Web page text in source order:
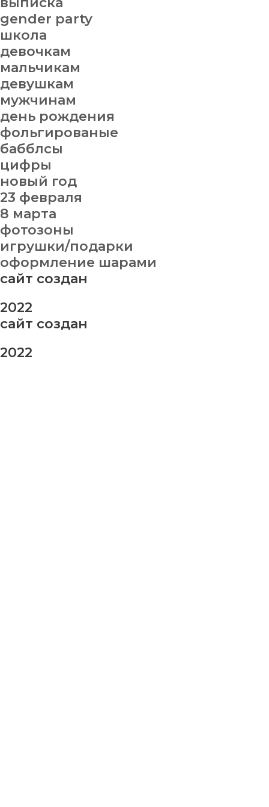
gender party
школа
девочкам
мальчикам
девушкам
мужчинам
день рождения
фольгированые
бабблсы
цифры
новый год
23 февраля
8 марта
фотозоны
игрушки/подарки
оформление шарами
сайт создан
2022
сайт создан
2022